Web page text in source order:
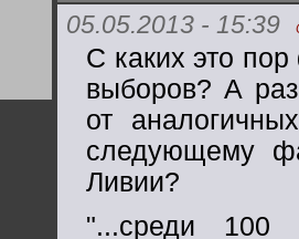
05.05.2013 - 15:39
С каких это
выборов? А
от
следующему
Ливии?
"...среди